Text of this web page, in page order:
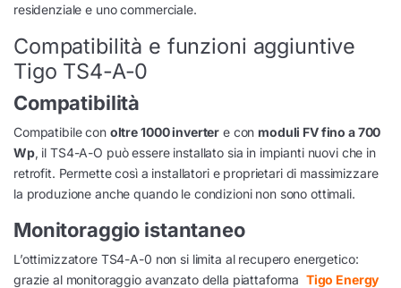
residenziale e uno commerciale.
Compatibilità e funzioni aggiuntive
Tigo TS4-A-0
Compatibilità
Compatibile con oltre 1000 inverter e conmoduli FV fino a 700
Wp, il TS4-A-O può essere installato sia in impianti nuovi che in
retrofit. Permette così a installatori e proprietari di massimizzare
la produzione anche quando le condizioni non sono ottimali.
Monitoraggio istantaneo
L’ottimizzatore TS4-A-0 non si limita al recupero energetico:
grazie al monitoraggio avanzato della piattaforma Tigo Energy